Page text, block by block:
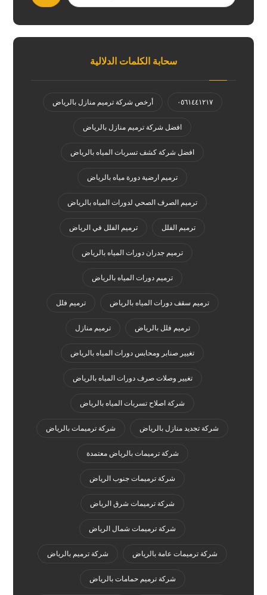
سحابة الكلمات الدلالية
٠٥٦١٤٤١٢١٧ أرخص شركة ترميم منازل بالرياض
افضل شركة ترميم منازل بالرياض
افضل شركة كشف تسربات المياه بالرياض
ترميم ارضية دورة مياه بالرياض
ترميم الصرف الصحي لدورات المياه بالرياض
ترميم الفلل ترميم الفلل في الرياض
ترميم جدران دورات المياه بالرياض
ترميم دورات المياه بالرياض
ترميم سقف دورات المياه بالرياض ترميم فلل
ترميم فلل بالرياض ترميم منازل
تغيير صنابر ومحابس دورات المياه بالرياض
تغيير وصلات صرف دورات المياه بالرياض
شركة اصلاح تسربات المياه بالرياض
شركة تجديد منازل بالرياض شركة ترميمات بالرياض
شركة ترميمات بالرياض معتمدة
شركة ترميمات جنوب الرياض
شركة ترميمات شرق الرياض
شركة ترميمات شمال الرياض
شركة ترميمات عامة بالرياض شركة ترميم بالرياض
شركة ترميم حمامات بالرياض